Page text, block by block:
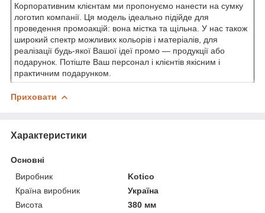
Корпоративним клієнтам ми пропонуємо нанести на сумку
логотип компанії. Ця модель ідеально підійде для
проведення промоакцій: вона містка та щільна. У нас також
широкий спектр можливих кольорів і матеріалів, для
реалізації будь-якої Вашої ідеї промо — продукції або
подарунок. Потіште Ваш персонал і клієнтів якісним і
практичним подарунком.
Приховати
Характеристики
Основні
Виробник
Kotico
Країна виробник
Україна
Висота
380 мм